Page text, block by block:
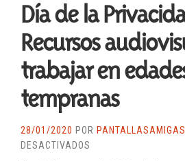
Día de la
Recursos
trabajar en
tempranas
28/01/2020 POR PANTALLASAMIGAS
DESACTIVADOS